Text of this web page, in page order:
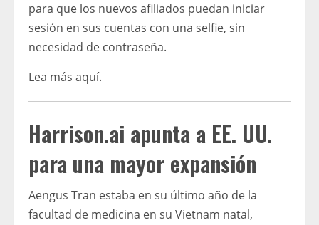
para que los nuevos afiliados puedan iniciar
sesión en sus cuentas con una selfie, sin
necesidad de contraseña.
Lea más aquí.
Harrison.ai apunta a EE. UU.
para una mayor expansión
Aengus Tran estaba en su último año de la
facultad de medicina en su Vietnam natal,